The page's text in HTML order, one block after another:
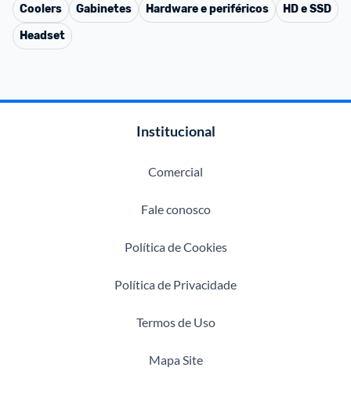
Coolers
Gabinetes Hardware e periféricos
HD e SSD
Headset
Institucional
Comercial
Fale conosco
Política de Cookies
Política de Privacidade
Termos de Uso
Mapa Site